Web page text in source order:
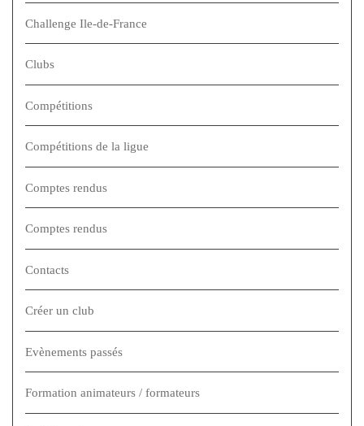
Challenge Ile-de-France
Clubs
Compétitions
Compétitions de la ligue
Comptes rendus
Comptes rendus
Contacts
Créer un club
Evènements passés
Formation animateurs / formateurs